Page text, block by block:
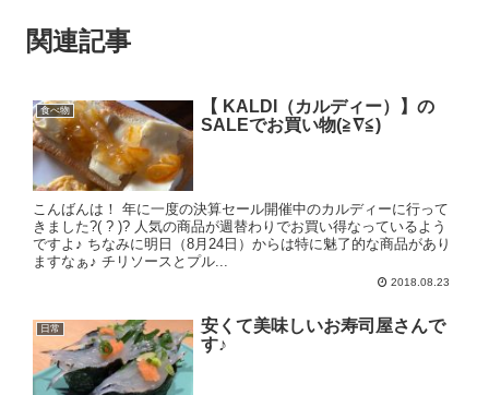
関連記事
食べ物
【 KALDI（カルディー）】の
SALEでお買い物(≧∇≦)
こんばんは！ 年に一度の決算セール開催中のカルディーに行って
きました?( ? )? 人気の商品が週替わりでお買い得なっているよう
ですよ♪ ちなみに明日（8月24日）からは特に魅了的な商品があり
ますなぁ♪ チリソースとプル...
2018.08.23
日常
安くて美味しいお寿司屋さんで
す♪